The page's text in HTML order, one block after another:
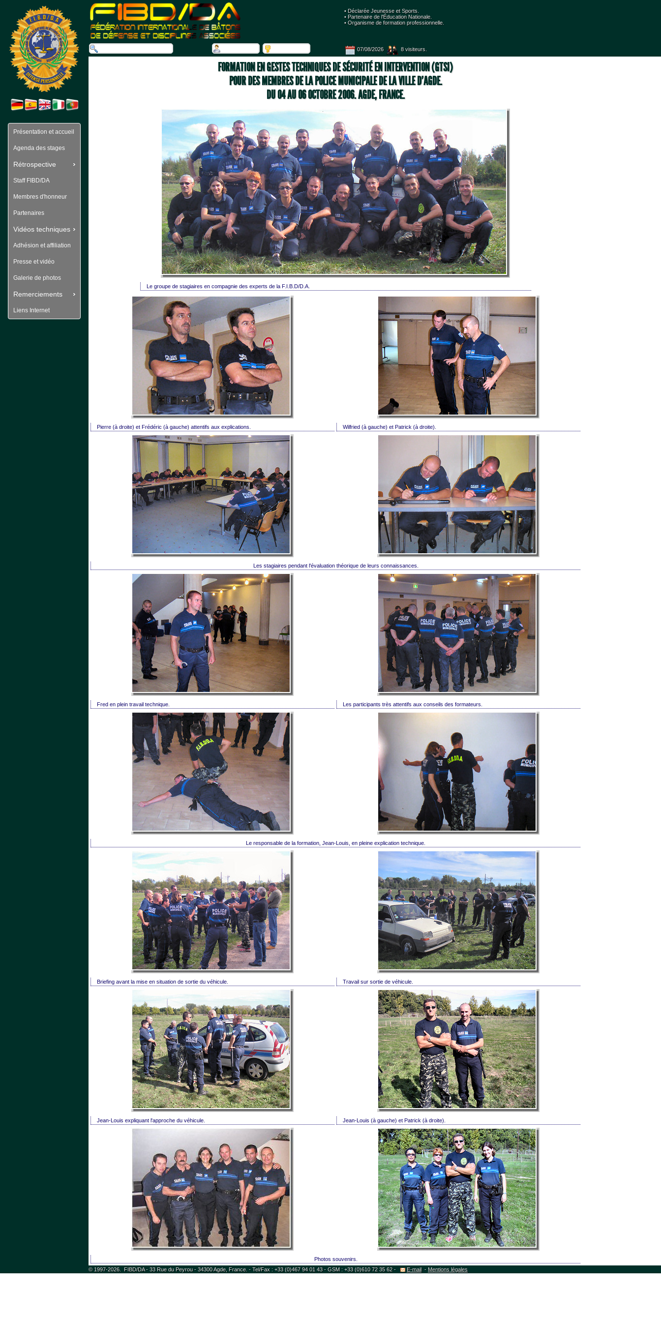
07/08/2026 8 visiteurs.
Présentation et accueil
Agenda des stages
Rétrospective
Staff FIBD/DA
Membres d'honneur
Partenaires
Vidéos techniques
Adhésion et affiliation
Presse et vidéo
Galerie de photos
Remerciements
Liens Internet
• Déclarée Jeunesse et Sports.
• Partenaire de l'Éducation Nationale.
• Organisme de formation professionnelle.
FORMATION EN GESTES TECHNIQUES DE SÉCURITÉ EN INTERVENTION (GTSI)
POUR DES MEMBRES DE LA POLICE MUNICIPALE DE LA VILLE D'AGDE.
DU 04 AU 06 OCTOBRE 2006. AGDE, FRANCE.
Le groupe de stagiaires en compagnie des experts de la F.I.B.D/D.A.
Pierre (à droite) et Frédéric (à gauche) attentifs aux explications. Wilfried (à gauche) et Patrick (à droite).
Les stagiaires pendant l'évaluation théorique de leurs connaissances.
Fred en plein travail technique. Les participants très attentifs aux conseils des formateurs.
Le responsable de la formation, Jean-Louis, en pleine explication technique.
Briefing avant la mise en situation de sortie du véhicule. Travail sur sortie de véhicule.
Jean-Louis expliquant l'approche du véhicule. Jean-Louis (à gauche) et Patrick (à droite).
Photos souvenirs.
© 1997-2026. FIBD/DA - 33 Rue du Peyrou - 34300 Agde, France. - Tel/Fax : +33 (0)467 94 01 43 - GSM : +33 (0)610 72 35 62 -
E-mail- Mentions légales